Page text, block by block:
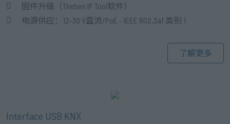
固件升级（Theben IP Tool软件）
电源供应：12-30 V直流/PoE - IEEE 802.3af 类别 1
了解更多
Interface USB KNX